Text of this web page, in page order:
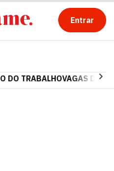
Entrar
DO TRABALHOVAGAS DE